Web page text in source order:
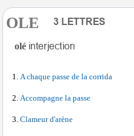
OLE
olé
A chaque passe de la corrida
Accompagne la passe
Clameur d'arène